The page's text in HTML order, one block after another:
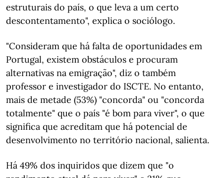
estruturais do país, o que leva a um certo
descontentamento", explica o sociólogo.
"Consideram que há falta de oportunidades em
Portugal, existem obstáculos e procuram
alternativas na emigração", diz o também
professor e investigador do ISCTE. No entanto,
mais de metade (53%) "concorda" ou "concorda
totalmente" que o país "é bom para viver", o que
significa que acreditam que há potencial de
desenvolvimento no território nacional, salienta.
Há 49% dos inquiridos que dizem que "o